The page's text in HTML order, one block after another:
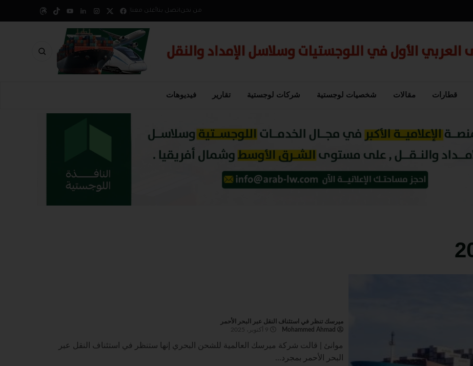
من نحناتصل بناأعلن معنا
قطارات مقالات شخصيات لوجستية شركات لوجستية تقارير فيديوهات
ميرسك تنظر في استئناف النقل عبر البحر الأحمر
Mohammed Ahmad
موانئ | قالت شركة ميرسك العالمية للشحن البحري إنها ستنظر في استئناف النقل عبر
البحر الأحمر بمجرد...